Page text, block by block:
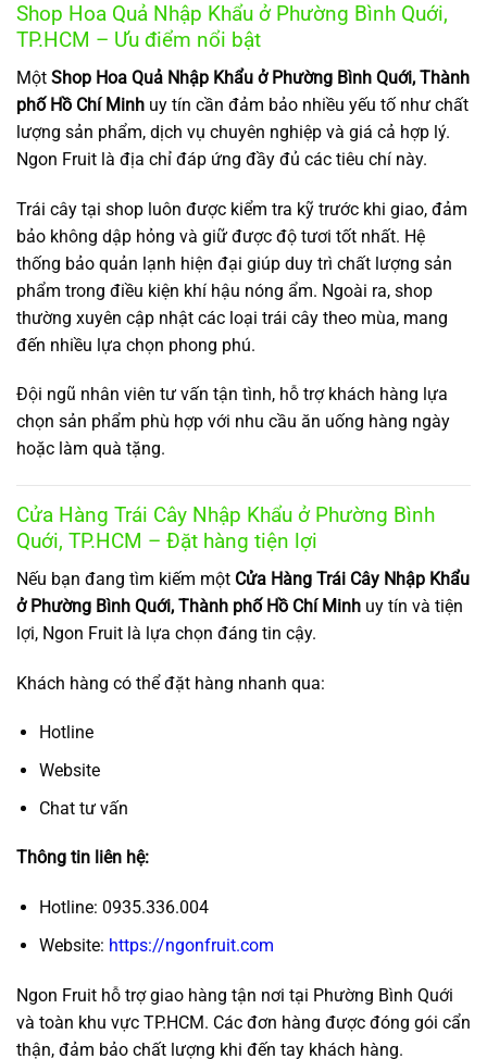
Shop Hoa Quả Nhập Khẩu ở Phường Bình Quới,
TP.HCM – Ưu điểm nổi bật
Một Shop Hoa Quả Nhập Khẩu ở Phường Bình Quới, Thành
phố Hồ Chí Minh uy tín cần đảm bảo nhiều yếu tố như chất
lượng sản phẩm, dịch vụ chuyên nghiệp và giá cả hợp lý.
Ngon Fruit là địa chỉ đáp ứng đầy đủ các tiêu chí này.
Trái cây tại shop luôn được kiểm tra kỹ trước khi giao, đảm
bảo không dập hỏng và giữ được độ tươi tốt nhất. Hệ
thống bảo quản lạnh hiện đại giúp duy trì chất lượng sản
phẩm trong điều kiện khí hậu nóng ẩm. Ngoài ra, shop
thường xuyên cập nhật các loại trái cây theo mùa, mang
đến nhiều lựa chọn phong phú.
Đội ngũ nhân viên tư vấn tận tình, hỗ trợ khách hàng lựa
chọn sản phẩm phù hợp với nhu cầu ăn uống hàng ngày
hoặc làm quà tặng.
Cửa Hàng Trái Cây Nhập Khẩu ở Phường Bình
Quới, TP.HCM – Đặt hàng tiện lợi
Nếu bạn đang tìm kiếm một Cửa Hàng Trái Cây Nhập Khẩu
ở Phường Bình Quới, Thành phố Hồ Chí Minh uy tín và tiện
lợi, Ngon Fruit là lựa chọn đáng tin cậy.
Khách hàng có thể đặt hàng nhanh qua:
Hotline
Website
Chat tư vấn
Thông tin liên hệ:
Hotline: 0935.336.004
Website: https://ngonfruit.com
Ngon Fruit hỗ trợ giao hàng tận nơi tại Phường Bình Quới
và toàn khu vực TP.HCM. Các đơn hàng được đóng gói cẩn
thận, đảm bảo chất lượng khi đến tay khách hàng.